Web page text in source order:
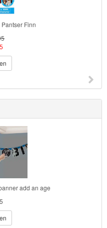
B3893 Star Wars Pantser
add an age